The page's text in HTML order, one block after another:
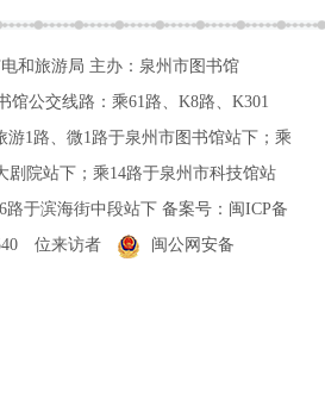
和旅游局 主办：泉州市图书馆
馆公交线路：乘61路、K8路、K301
游1路、微1路于泉州市图书馆站下；乘
剧院站下；乘14路于泉州市科技馆站
路于滨海街中段站下备案号： 闽ICP备
位来访者
闽公网安备